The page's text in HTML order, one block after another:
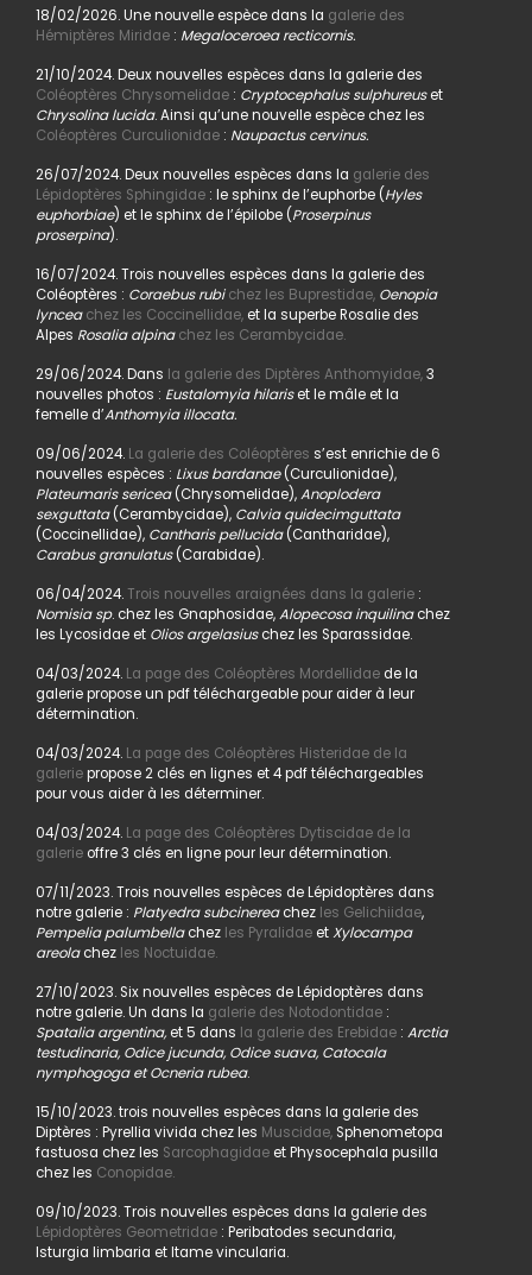
18/02/2026. Une nouvelle espèce dans la galerie des
Hémiptères Miridae: Megaloceroea recticornis.
21/10/2024. Deux nouvelles espèces dans la galerie des
Coléoptères Chrysomelidae: Cryptocephalus sulphureuset
Chrysolina lucida. Ainsi qu’une nouvelle espèce chez les
Coléoptères Curculionidae : Naupactus cervinus.
26/07/2024. Deux nouvelles espèces dans la galerie des
Lépidoptères Sphingidae: le sphinx de l’euphorbe (Hyles
euphorbiae) et le sphinx de l’épilobe (Proserpinus
proserpina).
16/07/2024. Trois nouvelles espèces dans la galerie des
Coléoptères : Coraebus rubi chez les Buprestidae, Oenopia
lyncea chez les Coccinellidae,et la superbe Rosalie des
Alpes Rosalia alpina chez les Cerambycidae.
29/06/2024. Dans la galerie des Diptères Anthomyidae,3
nouvelles photos : Eustalomyia hilariset le mâle et la
femelle d’Anthomyia illocata.
09/06/2024.La galerie des Coléoptères s’est enrichie de 6
nouvelles espèces : Lixus bardanae(Curculionidae),
Plateumaris sericea(Chrysomelidae),Anoplodera
sexguttata(Cerambycidae), Calvia quidecimguttata
(Coccinellidae), Cantharis pellucida(Cantharidae),
Carabus granulatus(Carabidae).
06/04/2024.Trois nouvelles araignées dans la galerie:
Nomisia sp. chez les Gnaphosidae,Alopecosa inquilinachez
les Lycosidae et Olios argelasiuschez les Sparassidae.
04/03/2024. La page des Coléoptères Mordellidaede la
galerie propose un pdf téléchargeable pour aider à leur
détermination.
04/03/2024. La page des Coléoptères Histeridae de la
galeriepropose 2 clés en lignes et 4 pdf téléchargeables
pour vous aider à les déterminer.
04/03/2024. La page des Coléoptères Dytiscidae de la
galerieoffre 3 clés en ligne pour leur détermination.
07/11/2023. Trois nouvelles espèces de Lépidoptères dans
notre galerie : Platyedra subcinereachez les Gelichiidae,
Pempelia palumbellachez les PyralidaeetXylocampa
areolachez les Noctuidae.
27/10/2023. Six nouvelles espèces de Lépidoptères dans
notre galerie. Un dans la galerie des Notodontidae:
Spatalia argentina, et 5 dans la galerie des Erebidae: Arctia
testudinaria, Odice jucunda, Odice suava, Catocala
nymphogoga et Ocneria rubea.
15/10/2023. trois nouvelles espèces dans la galerie des
Diptères : Pyrellia vivida chez les Muscidae,Sphenometopa
fastuosa chez les Sarcophagidaeet Physocephala pusilla
chez les Conopidae.
09/10/2023. Trois nouvelles espèces dans la galerie des
Lépidoptères Geometridae: Peribatodes secundaria,
Isturgia limbaria et Itame vincularia.